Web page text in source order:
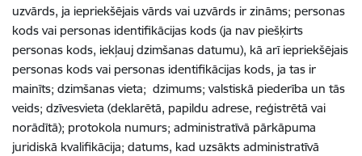
uzvārds, ja iepriekšējais vārds vai uzvārds ir zināms; personas
kods vai personas identifikācijas kods (ja nav piešķirts
personas kods, iekļauj dzimšanas datumu), kā arī iepriekšējais
personas kods vai personas identifikācijas kods, ja tas ir
mainīts; dzimšanas vieta; dzimums; valstiskā piederība un tās
veids; dzīvesvieta (deklarētā, papildu adrese, reģistrētā vai
norādītā); protokola numurs; administratīvā pārkāpuma
juridiskā kvalifikācija; datums, kad uzsākts administratīvā